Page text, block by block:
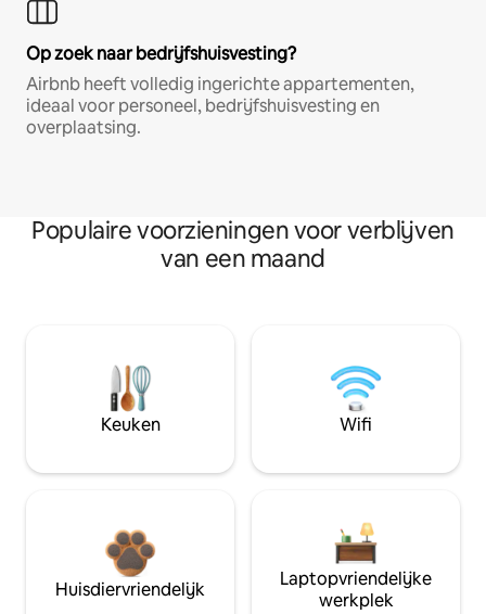
Op zoek naar bedrijfshuisvesting?
Airbnb heeft volledig ingerichte appartementen,
ideaal voor personeel, bedrijfshuisvesting en
overplaatsing.
Populaire voorzieningen voor verblijven
van een maand
Keuken Wifi
Huisdiervriendelijk
Laptopvriendelijke
werkplek